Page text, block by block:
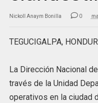
Nickoll Anaym Bonilla 0
TEGUCIGALPA,
La Dirección Nacional
través de la Unidad
operativos en la ciudad